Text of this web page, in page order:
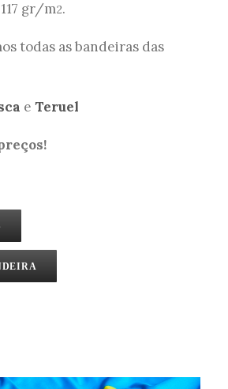
gr/m2.
todas as bandeiras das
e Teruel